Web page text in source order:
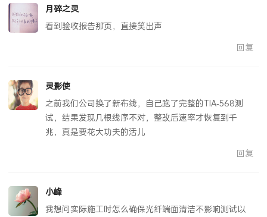
月碎之灵
看到验收报告那页，直接笑出声
回复
灵影使
之前我们公司换了新布线，自己跑了完整的TIA‑568测
试，结果发现几根线序不对，整改后速率才恢复到千
兆，真是要花大功夫的活儿
回复
小峰
我想问实际施工时怎么确保光纤端面清洁不影响测试以